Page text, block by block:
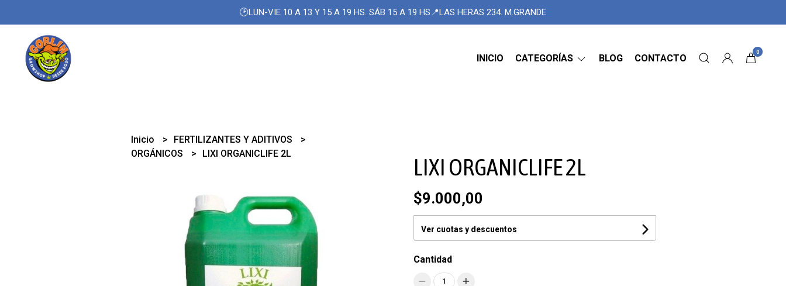
🕑LUN-VIE 10 A 13 Y 15 A 19 HS. SÁB 15 A 19 HS📍LAS HERAS 234. M.GRANDE
INICIO CATEGORÍAS BLOG CONTACTO
0
Inicio
FERTILIZANTES Y ADITIVOS
ORGÁNICOS
LIXI ORGANICLIFE 2L
LIXI ORGANICLIFE 2L
$9.000,00
Ver cuotas y descuentos
Cantidad
1